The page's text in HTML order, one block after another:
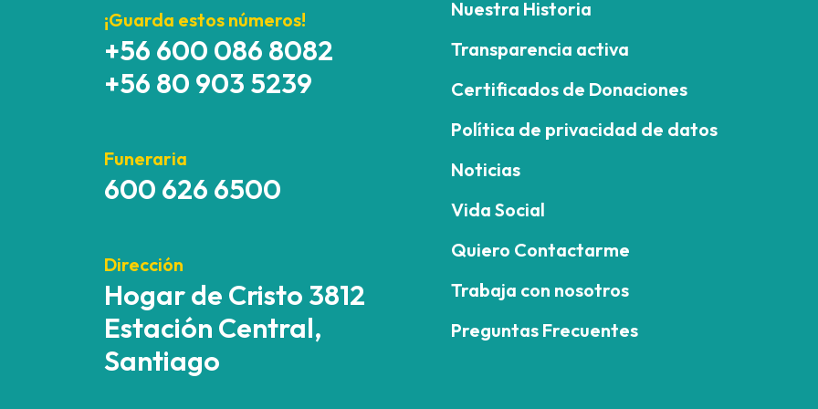
¡Guarda estos números!
+56 600 086 8082
+56 80 903 5239
Funeraria
600 626 6500
Dirección
Hogar de Cristo 3812
Estación Central,
Santiago
Nuestra Historia
Transparencia activa
Certificados de Donaciones
Política de privacidad de datos
Noticias
Vida Social
Quiero Contactarme
Trabaja con nosotros
Preguntas Frecuentes